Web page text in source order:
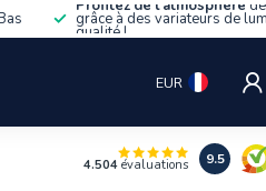
Profitez de l'atmosphère
grâce à des variateurs de
qualité !
EUR
4.504 évaluations 9.5